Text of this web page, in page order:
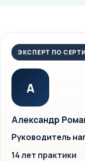
ЭКСПЕРТ ПО
А
Александр
Руководитель
14 лет практики